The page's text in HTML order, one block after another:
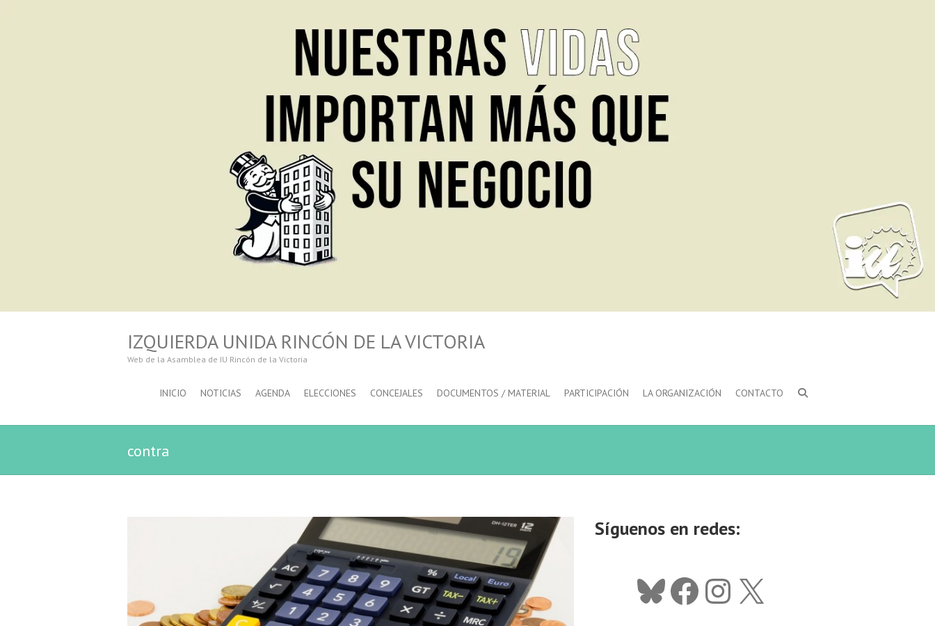
IZQUIERDA UNIDA RINCÓN DE LA VICTORIA
Web de la Asamblea de IU Rincón de la Victoria
INICIO NOTICIAS AGENDA ELECCIONES CONCEJALES DOCUMENTOS / MATERIAL PARTICIPACIÓN LA ORGANIZACIÓN CONTACTO
contra
Síguenos en redes:
Bluesky
Facebook
Instagram
X